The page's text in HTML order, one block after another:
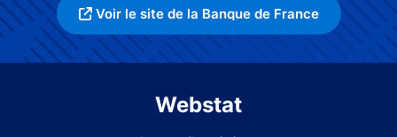
Voir le site de la Banque de France
Webstat